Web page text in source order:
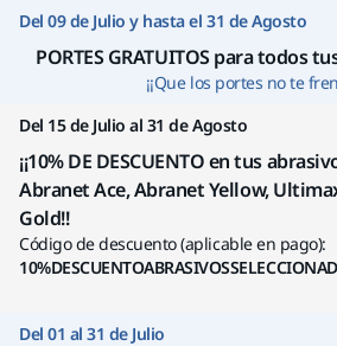
Ir a
Del 09 de Julio y hasta el 31 de Agosto
PORTES GRATUITOS para todos
¡¡Que los portes no te
Del 15 de Julio al 31 de Agosto
¡¡10% DE DESCUENTO en tus
Abranet Ace, Abranet Yellow,
Gold!!
Código de descuento (aplicable en pago):
Del 01 al 31 de Julio